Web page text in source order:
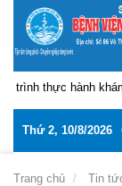
thực hành
Thứ 2, 10/8/2026
Trang chủ Tin